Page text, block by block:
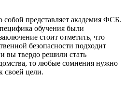
собой представляет академия ФСБ.
обучения были
стоит отметить, что
безопасности подходит
вы твердо решили стать
то любые сомнения нужно
своей цели.